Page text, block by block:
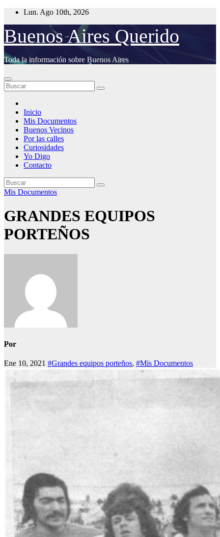
Saltar
contenido
Lun. Ago 10th, 2026
Buenos Aires Querido
Toda la información sobre Buenos Aires
Inicio
Mis Documentos
Buenos Vecinos
Por las calles
Curiosidades
Yo Digo
Contacto
Mis Documentos
GRANDES EQUIPOS
PORTEÑOS
Por
Ene 10, 2021 #Grandes equipos porteños, #Mis Documentos